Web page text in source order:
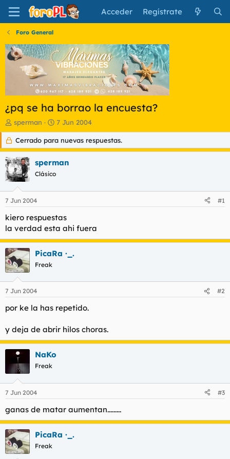
Acceder Regístrate
Foro General
¿pq se ha borrao la encuesta?
I
n
c
i
a
d
o
d
l
t
e
m
a
sperman
F
e
c
h
d
i
c
o
7 Jun 2004
Cerrado para nuevas respuestas.
sperman
Clásico
7 Jun 2004 #1
kiero respuestas
la verdad esta ahi fuera
PicaRa ·_.
Freak
7 Jun 2004 #2
por ke la has repetido.
y deja de abrir hilos choras.
NaKo
Freak
7 Jun 2004 #3
ganas de matar aumentan.........
PicaRa ·_.
Freak